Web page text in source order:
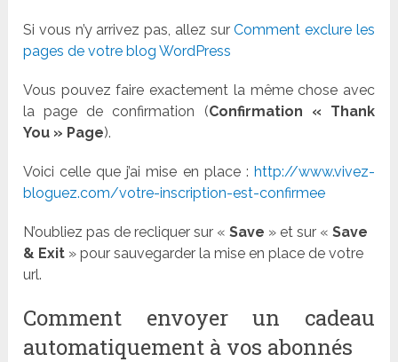
Si vous n’y arrivez pas, allez surComment exclure les
pages de votre blog WordPress
Vous pouvez faire exactement la même chose avec
la page de confirmation (Confirmation « Thank
You » Page).
Voici celle que j’ai mise en place : http://www.vivez-
bloguez.com/votre-inscription-est-confirmee
N’oubliez pas de recliquer sur «Save » et sur «Save
& Exit » pour sauvegarder la mise en place de votre
url.
Comment envoyer un cadeau
automatiquement à vos abonnés